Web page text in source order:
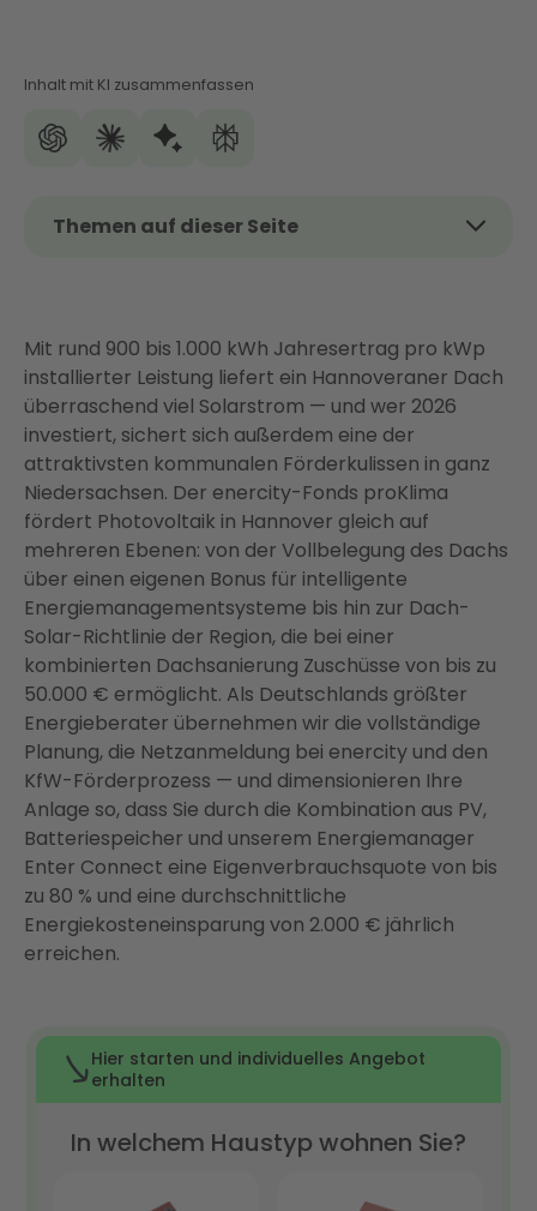
Inhalt mit KI zusammenfassen
Themen auf dieser Seite
2026
Was kostet eine PV-Anlage in Hannover? Konkrete
Zahlen für 2026
Förderung in Hannover: Wie Sie die kommunale
Förderkulisse optimal nutzen
Amortisation und Wirtschaftlichkeit: Was Ihre PV-
Anlage in Hannover wirklich bringt
Eigenverbrauch auf bis zu 80 %: Das vernetzte
Energiesystem
Einspeisevergütung 2026: Aktuelle Sätze und das
Zeitfenster vor der EEG-Reform
Ist Ihr Dach in Hannover geeignet? So finden Sie es
heraus
Von der Planung bis zur Inbetriebnahme: So läuft
Ihr PV-Projekt mit Enter
Warum Enter? Ihr Full-Service-Partner für
Photovoltaik in Hannover
Fazit: Photovoltaik in Hannover 2026 — jetzt ist der
richtige Zeitpunkt
Mit rund 900 bis 1.000 kWh Jahresertrag pro kWp
installierter Leistung liefert ein Hannoveraner Dach
überraschend viel Solarstrom — und wer 2026
investiert, sichert sich außerdem eine der
attraktivsten kommunalen Förderkulissen in ganz
Niedersachsen. Der enercity-Fonds proKlima
fördert Photovoltaik in Hannover gleich auf
mehreren Ebenen: von der Vollbelegung des Dachs
über einen eigenen Bonus für intelligente
Energiemanagementsysteme bis hin zur Dach-
Solar-Richtlinie der Region, die bei einer
kombinierten Dachsanierung Zuschüsse von bis zu
50.000 € ermöglicht. Als Deutschlands größter
Energieberater übernehmen wir die vollständige
Planung, die Netzanmeldung bei enercity und den
KfW-Förderprozess — und dimensionieren Ihre
Anlage so, dass Sie durch die Kombination aus PV,
Batteriespeicher und unserem Energiemanager
Enter Connect eine Eigenverbrauchsquote von bis
zu 80 % und eine durchschnittliche
Energiekosteneinsparung von 2.000 € jährlich
erreichen.